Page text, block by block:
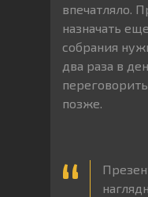
впечатляло.
назначать
собрания
два раза в
позже.